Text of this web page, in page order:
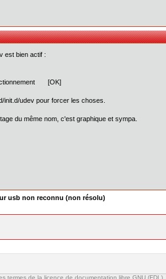
est bien actif :
[OK]
init.d/udev pour forcer les choses.
du même nom, c'est graphique et sympa.
usb non reconnu (non résolu)
termes de la licence de documentation libre GNU (FDL)